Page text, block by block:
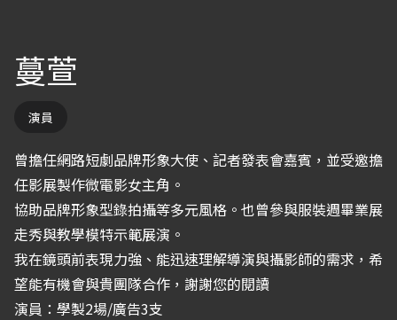
蔓萱
演員
曾擔任網路短劇品牌形象大使、記者發表會嘉賓，並受邀擔
任影展製作微電影女主角。
協助品牌形象型錄拍攝等多元風格。也曾參與服裝週畢業展
走秀與教學模特示範展演。
我在鏡頭前表現力強、能迅速理解導演與攝影師的需求，希
望能有機會與貴團隊合作，謝謝您的閱讀
演員：學製2場/廣告3支